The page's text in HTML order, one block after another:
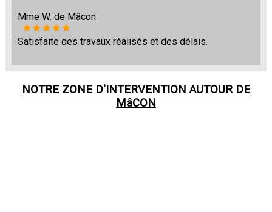
Mme W. de Mâcon
Satisfaite des travaux réalisés et des délais.
NOTRE ZONE D'INTERVENTION AUTOUR DE
MâCON